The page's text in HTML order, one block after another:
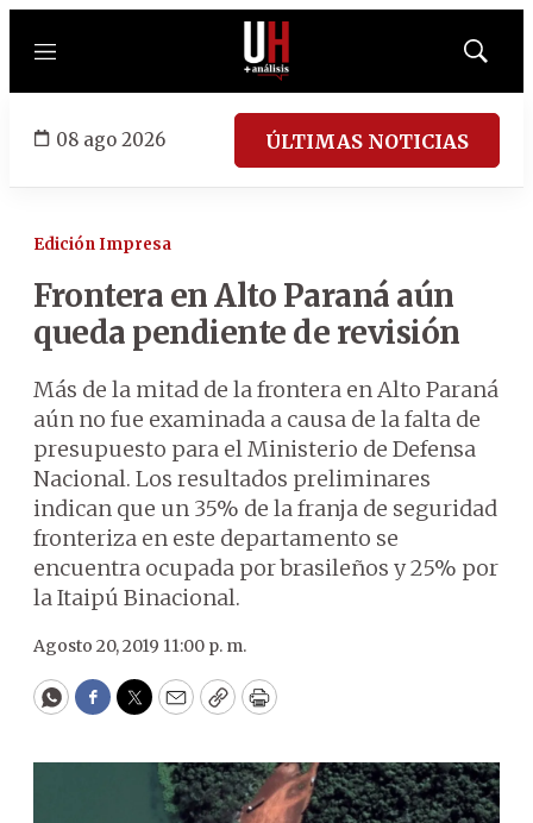
Menú
Mostrar
08 ago 2026 ÚLTIMAS NOTICIAS
Edición Impresa
Frontera en Alto Paraná aún
queda pendiente de revisión
Más de la mitad de la frontera en Alto Paraná
aún no fue examinada a causa de la falta de
presupuesto para el Ministerio de Defensa
Nacional. Los resultados preliminares
indican que un 35% de la franja de seguridad
fronteriza en este departamento se
encuentra ocupada por brasileños y 25% por
la Itaipú Binacional.
Agosto 20, 2019 11:00 p. m.
WhatsApp
Facebook
Twitter
EmailCopyPrint